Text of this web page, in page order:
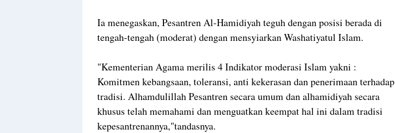
Ia menegaskan, Pesantren Al-Hamidiyah teguh dengan posisi berada di
tengah-tengah (moderat) dengan mensyiarkan Washatiyatul Islam.
"Kementerian Agama merilis 4 Indikator moderasi Islam yakni :
Komitmen kebangsaan, toleransi, anti kekerasan dan penerimaan terhadap
tradisi. Alhamdulillah Pesantren secara umum dan alhamidiyah secara
khusus telah memahami dan menguatkan keempat hal ini dalam tradisi
kepesantrenannya,"tandasnya.